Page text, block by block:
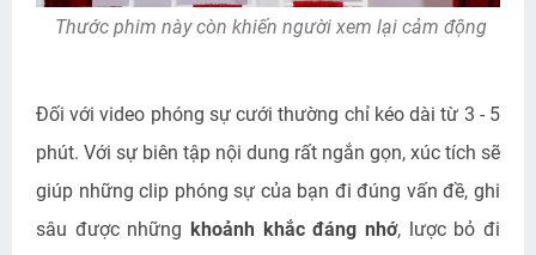
Thước phim này còn khiến người xem lại cảm động
Đối với video phóng sự cưới thường chỉ kéo dài từ 3 - 5
phút. Với sự biên tập nội dung rất ngắn gọn, xúc tích sẽ
giúp những clip phóng sự của bạn đi đúng vấn đề, ghi
sâu được những khoảnh khắc đáng nhớ, lược bỏ đi